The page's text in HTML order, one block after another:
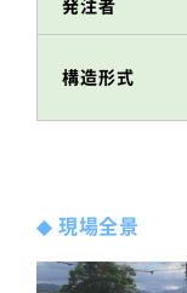
発注者
構造形式
◆現場全景